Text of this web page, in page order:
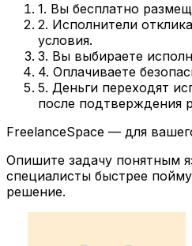
1. Вы бесплатно
2. Исполнители
условия.
3. Вы выбираете
4. Оплачиваете
5. Деньги переходят
после подтверждения
FreelanceSpace — для
Опишите задачу понятным
специалисты быстрее
решение.